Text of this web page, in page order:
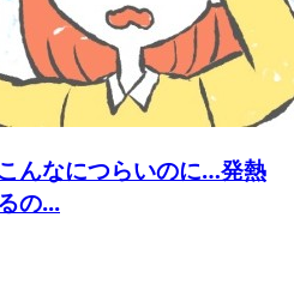
んなにつらいのに…発熱
の...